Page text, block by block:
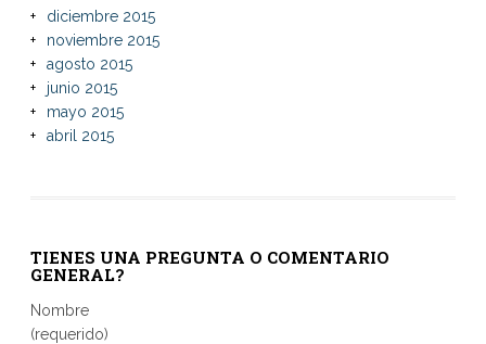
diciembre 2015
noviembre 2015
agosto 2015
junio 2015
mayo 2015
abril 2015
TIENES UNA PREGUNTA O COMENTARIO
GENERAL?
Nombre
(requerido)